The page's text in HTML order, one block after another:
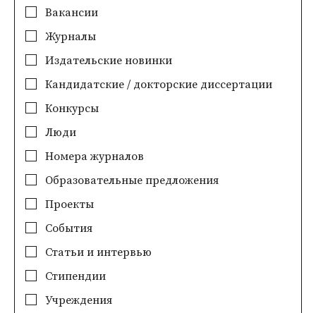
Вакансии
Журналы
Издательские новинки
Кандидатские / докторские диссертации
Конкурсы
Люди
Номера журналов
Образовательные предложения
Проекты
События
Статьи и интервью
Стипендии
Учреждения